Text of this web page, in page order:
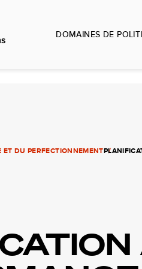
DOMAINES DE
DU PERFECTIONNEMENT